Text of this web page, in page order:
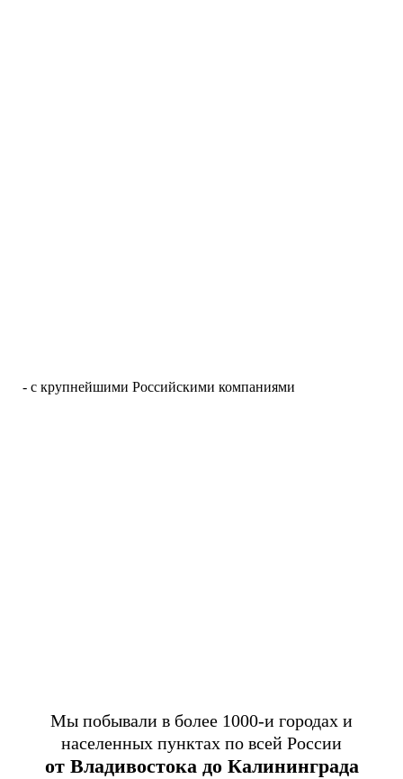
- с крупнейшими Российскими компаниями
Мы побывали в более 1000-и городах и
населенных пунктах по всей России
от Владивостока до Калининграда